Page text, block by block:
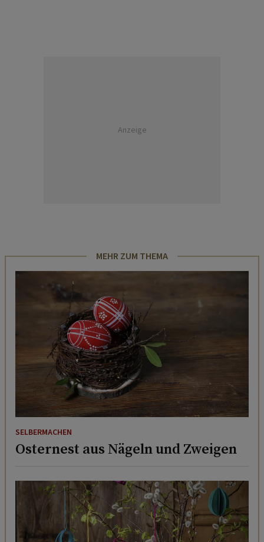
Anzeige
MEHR ZUM THEMA
SELBERMACHEN
Osternest aus Nägeln und Zweigen